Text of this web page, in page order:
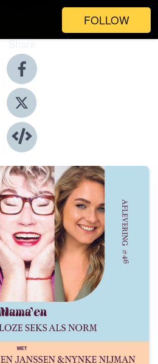
FOLLOW
Share